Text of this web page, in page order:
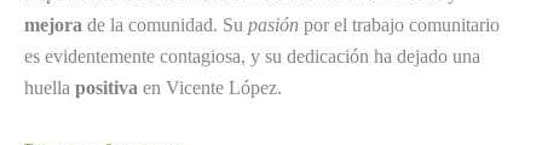
mejora de la comunidad. Su pasión por el trabajo comunitario
es evidentemente contagiosa, y su dedicación ha dejado una
huella positiva en Vicente López.